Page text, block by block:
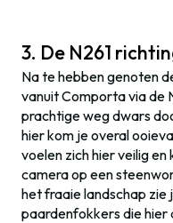
3. De N261
Na te hebben genoten
vanuit Comporta via de
prachtige weg dwars
hier kom je overal
voelen zich hier veilig
camera op een
het fraaie landschap zie
paardenfokkers die hier